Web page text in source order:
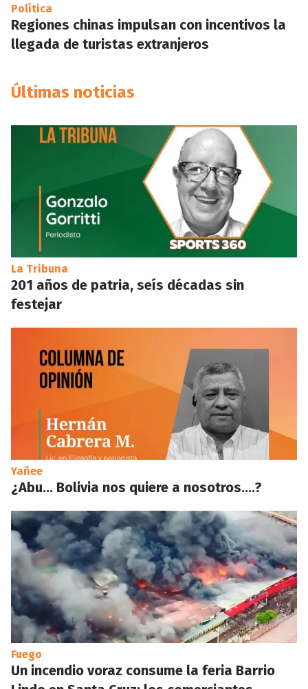
Política
Regiones chinas impulsan con incentivos la
llegada de turistas extranjeros
Últimas noticias
La Tribuna
201 años de patria, seís décadas sin
festejar
Yañee
¿Abu… Bolivia nos quiere a nosotros….?
Fuego
Un incendio voraz consume la feria Barrio